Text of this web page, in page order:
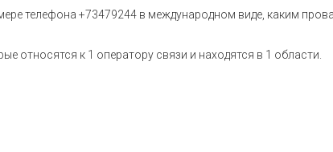
телефона +73479244 в международном виде, каким
относятся к 1 оператору связи и находятся в 1 области.